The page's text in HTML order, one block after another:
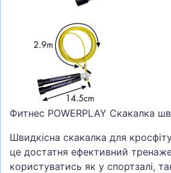
БІГ, ФІТНЕС, М'ЯЧІ
ВЕЛОСИПЕДИ
САМОКАТИ
ТЕНІС, БАДМІНТОН
ВОДНІ ВИДИ СПОРТУ
ТУРИЗМ
Фитнес POWERPLAY Скакалка
Швидкісна скакалка для
це достатня ефективний
користуватись як у спортзалі,